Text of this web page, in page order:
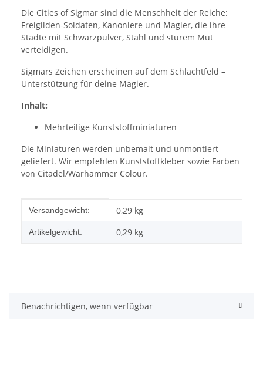
Die Cities of Sigmar sind die Menschheit der Reiche:
Freigilden-Soldaten, Kanoniere und Magier, die ihre
Städte mit Schwarzpulver, Stahl und sturem Mut
verteidigen.
Sigmars Zeichen erscheinen auf dem Schlachtfeld –
Unterstützung für deine Magier.
Inhalt:
Mehrteilige Kunststoffminiaturen
Die Miniaturen werden unbemalt und unmontiert
geliefert. Wir empfehlen Kunststoffkleber sowie Farben
von Citadel/Warhammer Colour.
Produkteigenschaft
Wert
Versandgewicht: 0,29 kg
Artikelgewicht: 0,29 kg
Benachrichtigen, wenn verfügbar